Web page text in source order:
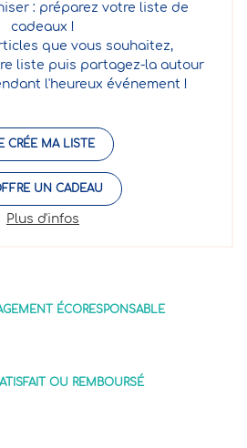
: préparez votre liste de
cadeaux !
que vous souhaitez,
liste puis partagez-la autour
l'heureux événement !
CRÉE MA LISTE
UN CADEAU
Plus d'infos
ÉCORESPONSABLE
OU REMBOURSÉ